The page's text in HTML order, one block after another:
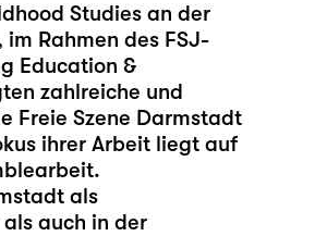
Studies an der
Rahmen des FSJ-
Education &
zahlreiche und
Freie Szene Darmstadt
ihrer Arbeit liegt auf
als
auch in der